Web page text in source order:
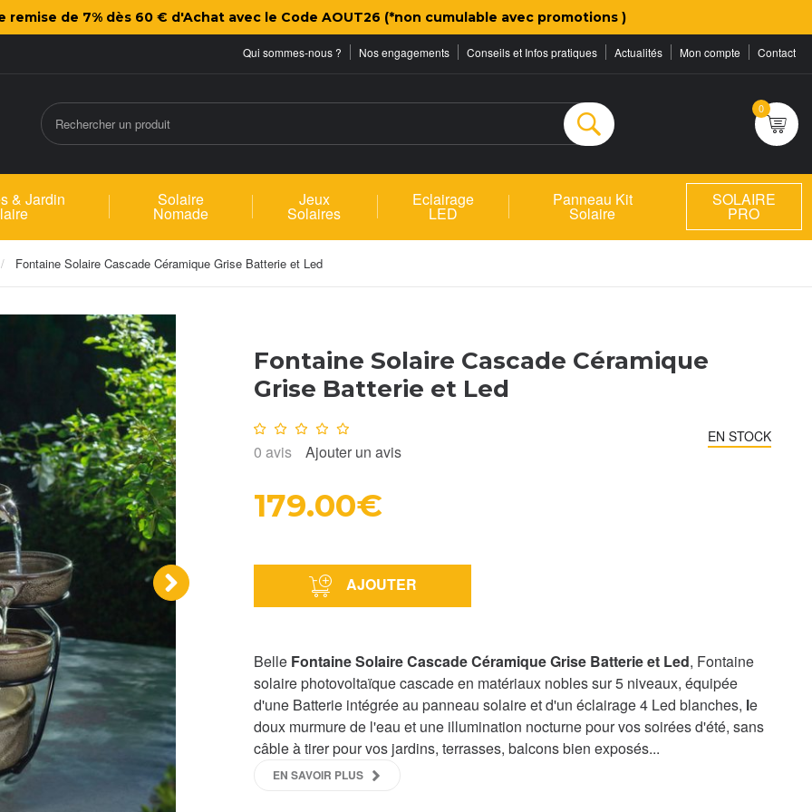
remise de 7% dès 60 € d'Achat avec le Code AOUT26 (*non cumulable avec promotions )
Qui sommes-nous ? Nos engagements Conseils et Infos pratiques Actualités Mon compte Contact
Rechercher
0
& Jardin Solaire
Nomade
Jeux
Solaires
Eclairage
LED
Panneau Kit
Solaire
SOLAIRE
PRO
Fontaine Solaire Cascade Céramique Grise Batterie et Led
›
Fontaine Solaire Cascade Céramique
Grise Batterie et Led
Note : 0/10
0 avis Ajouter un avis
EN STOCK
179.00€
AJOUTER
Belle Fontaine Solaire Cascade Céramique Grise Batterie et Led, Fontaine
solaire photovoltaïque cascade en matériaux nobles sur 5 niveaux, équipée
d'une Batterie intégrée au panneau solaire et d'un éclairage 4 Led blanches, le
doux murmure de l'eau et une illumination nocturne pour vos soirées d'été, sans
câble à tirer pour vos jardins, terrasses, balcons bien exposés...
EN SAVOIR PLUS